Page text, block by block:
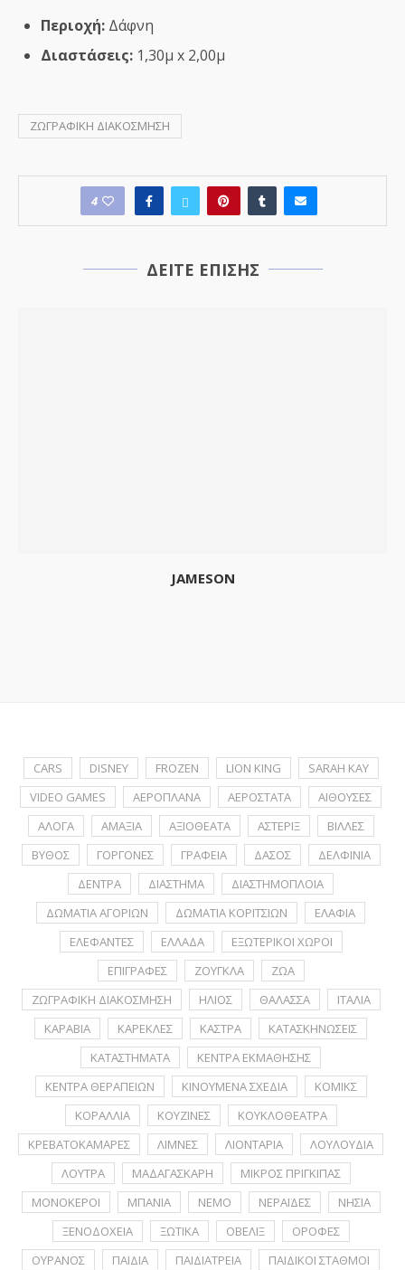
Περιοχή: Δάφνη
Διαστάσεις: 1,30μ x 2,00μ
ΖΩΓΡΑΦΙΚΗ ΔΙΑΚΟΣΜΗΣΗ
4
ΔΕΙΤΕ ΕΠΙΣΗΣ
JAMESON
CARS DISNEY FROZEN LION KING
SARAH KAY
VIDEO GAMES
ΑΕΡΟΠΛΑΝΑ ΑΕΡΟΣΤΑΤΑ
ΑΙΘΟΥΣΕΣ
ΑΛΟΓΑ
ΑΜΑΞΙΑ ΑΞΙΟΘΕΑΤΑ ΑΣΤΕΡΙΞ
ΒΙΛΛΕΣ
ΒΥΘΟΣ
ΓΟΡΓΟΝΕΣ ΓΡΑΦΕΙΑ ΔΑΣΟΣ
ΔΕΛΦΙΝΙΑ
ΔΕΝΤΡΑ
ΔΙΑΣΤΗΜΑ
ΔΙΑΣΤΗΜΟΠΛΟΙΑ
ΔΩΜΑΤΙΑ ΑΓΟΡΙΩΝ
ΔΩΜΑΤΙΑ ΚΟΡΙΤΣΙΩΝ
ΕΛΑΦΙΑ
ΕΛΕΦΑΝΤΕΣ
ΕΛΛΑΔΑ
ΕΞΩΤΕΡΙΚΟΙ ΧΩΡΟΙ
ΕΠΙΓΡΑΦΕΣ
ΖΟΥΓΚΛΑ
ΖΩΑ
ΖΩΓΡΑΦΙΚΗ ΔΙΑΚΟΣΜΗΣΗ
ΗΛΙΟΣ ΘΑΛΑΣΣΑ
ΙΤΑΛΙΑ
ΚΑΡΑΒΙΑ
ΚΑΡΕΚΛΕΣ ΚΑΣΤΡΑ
ΚΑΤΑΣΚΗΝΩΣΕΙΣ
ΚΑΤΑΣΤΗΜΑΤΑ
ΚΕΝΤΡΑ ΕΚΜΑΘΗΣΗΣ
ΚΕΝΤΡΑ ΘΕΡΑΠΕΙΩΝ
ΚΙΝΟΥΜΕΝΑ ΣΧΕΔΙΑ
ΚΟΜΙΚΣ
ΚΟΡΑΛΛΙΑ
ΚΟΥΖΙΝΕΣ
ΚΟΥΚΛΟΘΕΑΤΡΑ
ΚΡΕΒΑΤΟΚΑΜΑΡΕΣ
ΛΙΜΝΕΣ ΛΙΟΝΤΑΡΙΑ
ΛΟΥΛΟΥΔΙΑ
ΛΟΥΤΡΑ
ΜΑΔΑΓΑΣΚΑΡΗ
ΜΙΚΡΟΣ ΠΡΙΓΚΙΠΑΣ
ΜΟΝΟΚΕΡΟΙ
ΜΠΑΝΙΑ ΝΕΜΟ ΝΕΡΑΪΔΕΣ
ΝΗΣΙΑ
ΞΕΝΟΔΟΧΕΙΑ
ΞΩΤΙΚΑ ΟΒΕΛΙΞ
ΟΡΟΦΕΣ
ΟΥΡΑΝΟΣ
ΠΑΙΔΙΑ ΠΑΙΔΙΑΤΡΕΙΑ
ΠΑΙΔΙΚΟΙ ΣΤΑΘΜΟΙ